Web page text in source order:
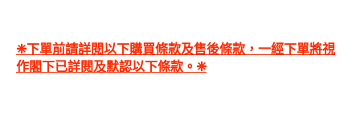
❈下單前請詳閱以下購買條款及售後條款，一經下單將視
作閣下已詳閱及默認以下條款。❈